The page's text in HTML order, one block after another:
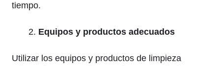
tiempo.
Equipos y productos adecuados
Utilizar los equipos y productos de limpieza